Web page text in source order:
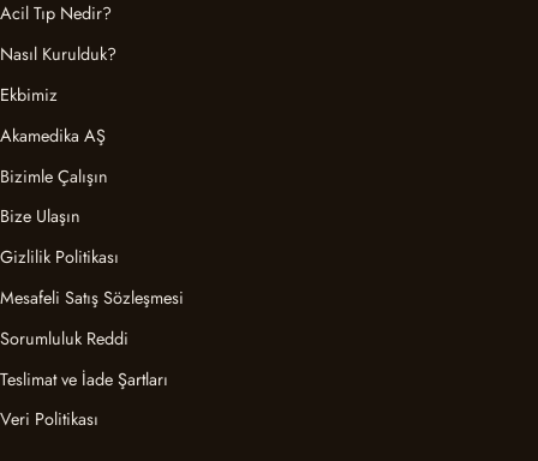
Acil Tıp Nedir?
Nasıl Kurulduk?
Ekbimiz
Akamedika AŞ
Bizimle Çalışın
Bize Ulaşın
Gizlilik Politikası
Mesafeli Satış Sözleşmesi
Sorumluluk Reddi
Teslimat ve İade Şartları
Veri Politikası